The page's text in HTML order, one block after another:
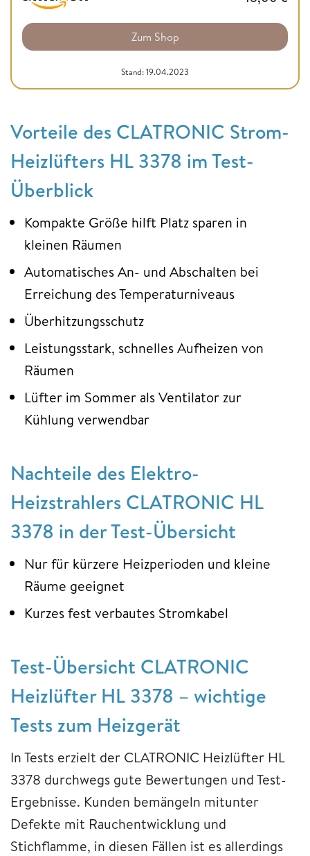
Zum Shop
Stand: 19.04.2023
Vorteile des CLATRONIC Strom-
Heizlüfters HL 3378 im Test-
Überblick
Kompakte Größe hilft Platz sparen in
kleinen Räumen
Automatisches An- und Abschalten bei
Erreichung des Temperaturniveaus
Überhitzungsschutz
Leistungsstark, schnelles Aufheizen von
Räumen
Lüfter im Sommer als Ventilator zur
Kühlung verwendbar
Nachteile des Elektro-
Heizstrahlers CLATRONIC HL
3378 in der Test-Übersicht
Nur für kürzere Heizperioden und kleine
Räume geeignet
Kurzes fest verbautes Stromkabel
Test-Übersicht CLATRONIC
Heizlüfter HL 3378 – wichtige
Tests zum Heizgerät
In Tests erzielt der CLATRONIC Heizlüfter HL
3378 durchwegs gute Bewertungen und Test-
Ergebnisse. Kunden bemängeln mitunter
Defekte mit Rauchentwicklung und
Stichflamme, in diesen Fällen ist es allerdings